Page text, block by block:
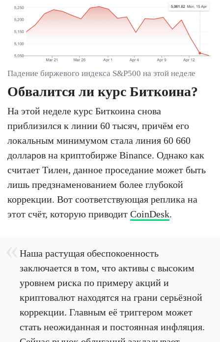
Падение биржевого индекса S&P500 на этой неделе
Обвалится ли курс Биткоина?
На этой неделе курс Биткоина снова
приблизился к линии 60 тысяч, причём его
локальным минимумом стала линия 60 660
долларов на криптобирже Binance. Однако как
считает Тилен, данное проседание может быть
лишь предзнаменованием более глубокой
коррекции. Вот соответствующая реплика на
этот счёт, которую приводит CoinDesk.
Наша растущая обеспокоенность
заключается в том, что активы с высоким
уровнем риска по примеру акций и
криптовалют находятся на грани серьёзной
коррекции. Главным её триггером может
стать неожиданная и постоянная инфляция.